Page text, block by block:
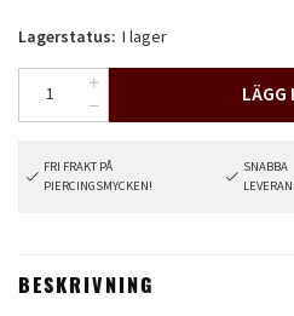
Lagerstatus: I lager
LÄGG
FRI FRAKT PÅ
PIERCINGSMYCKEN!
SNABBA
BESKRIVNING